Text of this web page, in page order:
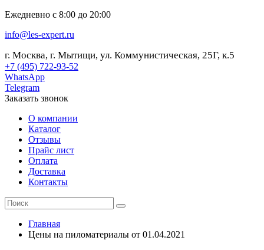
Ежедневно с 8:00 до 20:00
info@les-expert.ru
г. Москва, г. Мытищи, ул. Коммунистическая, 25Г, к.5
+7 (495) 722-93-52
WhatsApp
Telegram
Заказать звонок
О компании
Каталог
Отзывы
Прайс лист
Оплата
Доставка
Контакты
Главная
Цены на пиломатериалы от 01.04.2021